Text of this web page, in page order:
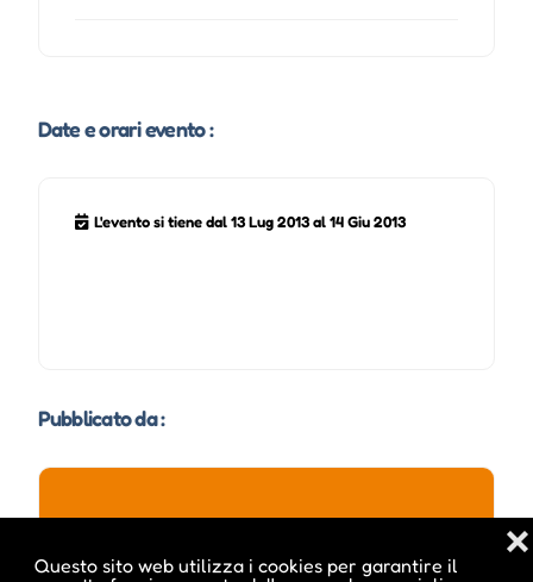
Questo sito web utilizza i cookies per garantire il
❌
Date e orari evento :
L'evento si tiene dal 13 Lug 2013 al 14 Giu 2013
Pubblicato da :